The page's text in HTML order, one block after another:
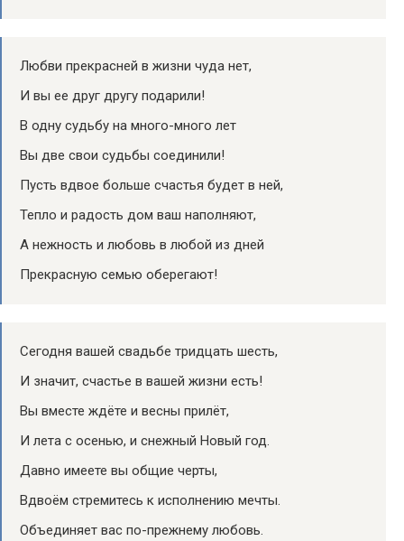
Любви прекрасней в жизни чуда нет,
И вы ее друг другу подарили!
В одну судьбу на много-много лет
Вы две свои судьбы соединили!
Пусть вдвое больше счастья будет в ней,
Тепло и радость дом ваш наполняют,
А нежность и любовь в любой из дней
Прекрасную семью оберегают!
Сегодня вашей свадьбе тридцать шесть,
И значит, счастье в вашей жизни есть!
Вы вместе ждёте и весны прилёт,
И лета с осенью, и снежный Новый год.
Давно имеете вы общие черты,
Вдвоём стремитесь­ к исполнению мечты.
Объединяет вас по-прежнему любовь.